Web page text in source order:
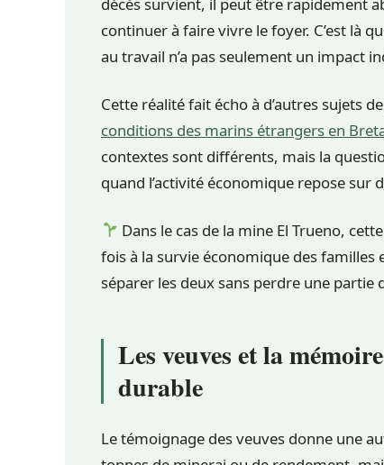
continuer à faire vivre le foyer. C’est là
au travail n’a pas seulement un impact
Cette réalité fait écho à d’autres sujets
conditions des marins étrangers en
contextes sont différents, mais la
quand l’activité économique repose sur
Dans le cas de la mine El Trueno,
fois à la survie économique des familles
séparer les deux sans perdre une partie
Les veuves et la
durable
Le témoignage des veuves donne une